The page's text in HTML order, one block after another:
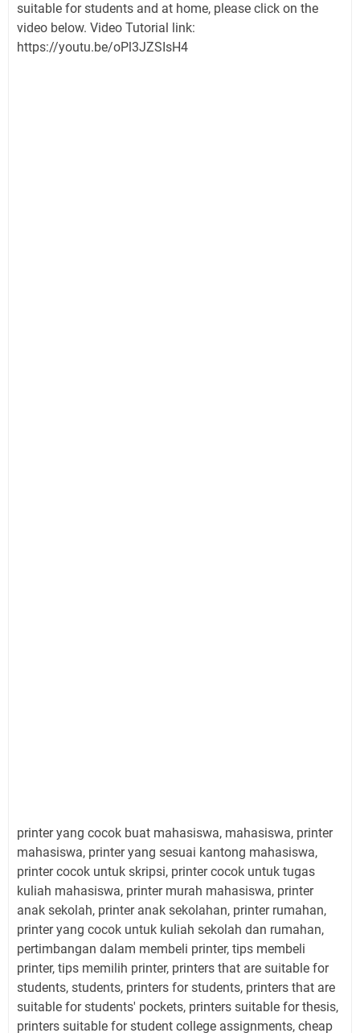
suitable for students and at home, please click on the
video below. Video Tutorial link:
https://youtu.be/oPl3JZSIsH4
printer yang cocok buat mahasiswa, mahasiswa, printer
mahasiswa, printer yang sesuai kantong mahasiswa,
printer cocok untuk skripsi, printer cocok untuk tugas
kuliah mahasiswa, printer murah mahasiswa, printer
anak sekolah, printer anak sekolahan, printer rumahan,
printer yang cocok untuk kuliah sekolah dan rumahan,
pertimbangan dalam membeli printer, tips membeli
printer, tips memilih printer, printers that are suitable for
students, students, printers for students, printers that are
suitable for students' pockets, printers suitable for thesis,
printers suitable for student college assignments, cheap